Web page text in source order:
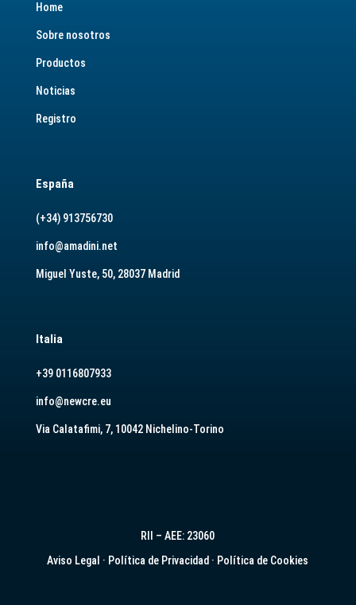
Home
Sobre nosotros
Productos
Noticias
Registro
España
(+34) 913756730
info@amadini.net
Miguel Yuste, 50, 28037 Madrid
Italia
+39 0116807933
info@newcre.eu
Via Calatafimi, 7, 10042 Nichelino-Torino
RII – AEE: 23060
Aviso Legal · Política de Privacidad · Política de Cookies